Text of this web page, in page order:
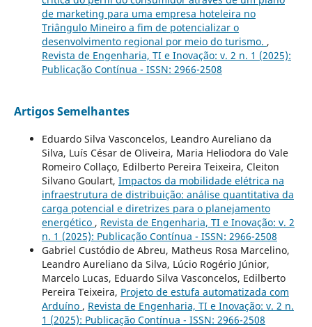
de marketing para uma empresa hoteleira no
Triângulo Mineiro a fim de potencializar o
desenvolvimento regional por meio do turismo. ,
Revista de Engenharia, TI e Inovação: v. 2 n. 1 (2025):
Publicação Contínua - ISSN: 2966-2508
Artigos Semelhantes
Eduardo Silva Vasconcelos, Leandro Aureliano da
Silva, Luís César de Oliveira, Maria Heliodora do Vale
Romeiro Collaço, Edilberto Pereira Teixeira, Cleiton
Silvano Goulart, Impactos da mobilidade elétrica na
infraestrutura de distribuição: análise quantitativa da
carga potencial e diretrizes para o planejamento
energético , Revista de Engenharia, TI e Inovação: v. 2
n. 1 (2025): Publicação Contínua - ISSN: 2966-2508
Gabriel Custódio de Abreu, Matheus Rosa Marcelino,
Leandro Aureliano da Silva, Lúcio Rogério Júnior,
Marcelo Lucas, Eduardo Silva Vasconcelos, Edilberto
Pereira Teixeira, Projeto de estufa automatizada com
Arduíno , Revista de Engenharia, TI e Inovação: v. 2 n.
1 (2025): Publicação Contínua - ISSN: 2966-2508